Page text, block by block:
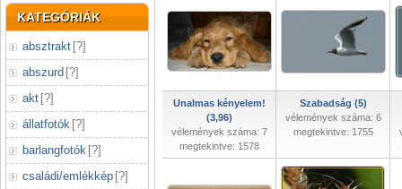
KATEGÓRIÁK
absztrakt [?]
abszurd [?]
akt [?]
állatfotók [?]
barlangfotók [?]
családi/emlékkép [?]
Unalmas kényelem!
(3,96)
vélemények száma: 7
megtekintve: 1578
Szabadság (5)
vélemények száma: 6
megtekintve: 1755